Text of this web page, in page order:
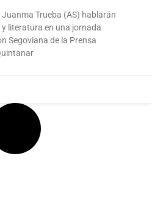
Trueba (AS) hablarán
literatura en una jornada
Segoviana de la Prensa